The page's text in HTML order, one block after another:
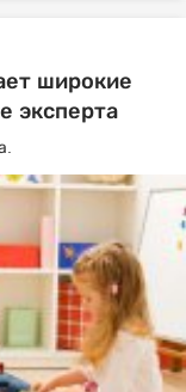
широкие
эксперта